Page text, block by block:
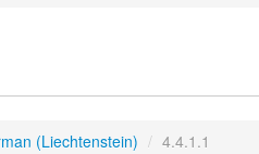
(Liechtenstein) / 4.4.1.1